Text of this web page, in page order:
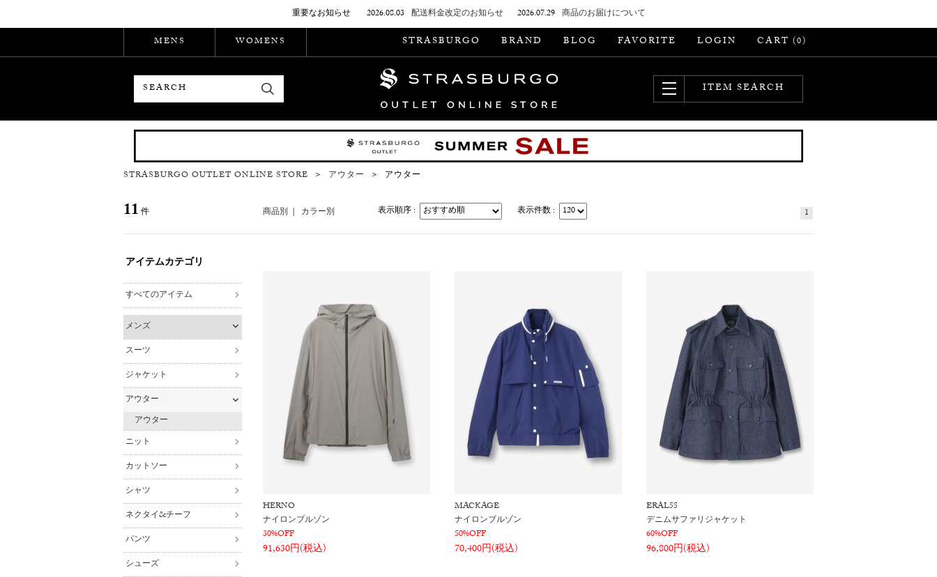
重要なお知らせ 2026.08.03 配送料金改定のお知らせ 2026.07.29 商品のお届けについて
MENS
WOMENS STRASBURGO BRAND BLOG FAVORITE LOGIN CART (0)
ITEM SEARCH
STRASBURGO OUTLET ONLINE STORE ＞ アウター ＞ アウター
11 件 商品別 | カラー別 表示順序 : 表示件数 : 1
アイテムカテゴリ
すべてのアイテム
メンズ
スーツ
ジャケット
アウター
アウター
ニット
カットソー
シャツ
ネクタイ&チーフ
パンツ
シューズ
HERNO
ナイロンブルゾン
30%OFF
91,630円(税込)
MACKAGE
ナイロンブルゾン
50%OFF
70,400円(税込)
ERAL55
デニムサファリジャケット
60%OFF
96,800円(税込)